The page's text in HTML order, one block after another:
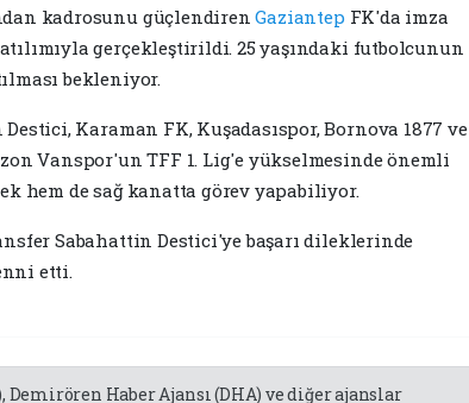
kadrosunu güçlendirenGaziantep FK'da imza
gerçekleştirildi. 25 yaşındaki futbolcunun
bekleniyor.
Karaman FK, Kuşadasıspor, Bornova 1877 ve
Vanspor'un TFF 1. Lig'e yükselmesinde önemli
hem de sağ kanatta görev yapabiliyor.
Sabahattin Destici'ye başarı dileklerinde
etti.
Demirören Haber Ajansı (DHA) ve diğer ajanslar